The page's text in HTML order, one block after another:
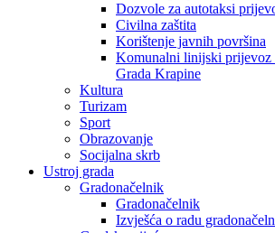
Dozvole za autotaksi
Civilna zaštita
Korištenje javnih površina
Komunalni linijski prijevoz
Grada Krapine
Kultura
Turizam
Sport
Obrazovanje
Socijalna skrb
Ustroj grada
Gradonačelnik
Gradonačelnik
Izvješća o radu